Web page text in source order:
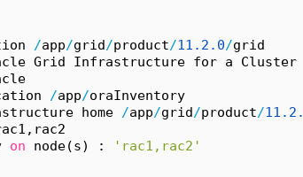
/app/grid/product/11. 2. 0/grid
Grid Infrastructure for a Cluster
/app/oraInventory
home /app/grid/product/11. 2.
on node(s) : 'rac1,rac2'